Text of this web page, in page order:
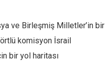
ve Birleşmiş Milletler’in bir
komisyon İsrail
bir yol haritası